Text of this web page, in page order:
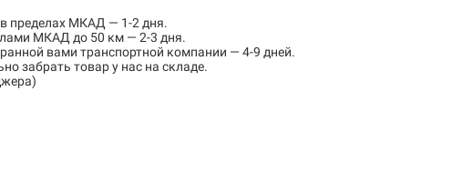
пределах МКАД — 1-2 дня.
МКАД до 50 км — 2-3 дня.
вами транспортной компании — 4-9 дней.
забрать товар у нас на складе.